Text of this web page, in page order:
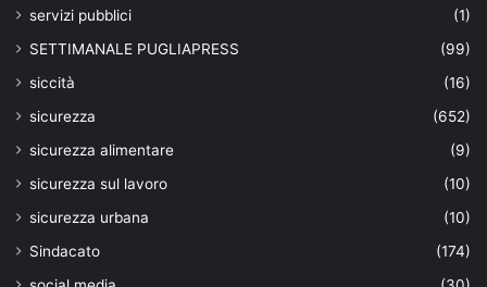
servizi pubblici
(1)
SETTIMANALE PUGLIAPRESS
(99)
siccità
(16)
sicurezza
(652)
sicurezza alimentare
(9)
sicurezza sul lavoro
(10)
sicurezza urbana
(10)
Sindacato
(174)